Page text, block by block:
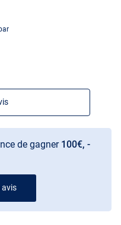
de gagner 100€, -
avis